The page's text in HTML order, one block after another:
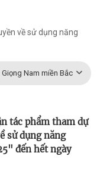
về sử dụng năng
Giọng Nam miền Bắc
tác phẩm tham dự
sử dụng năng
đến hết ngày